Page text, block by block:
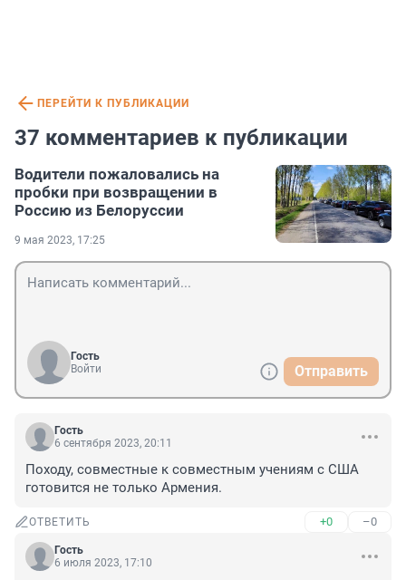
ПЕРЕЙТИ К ПУБЛИКАЦИИ
37 комментариев к публикации
Водители пожаловались на
пробки при возвращении в
Россию из Белоруссии
9 мая 2023, 17:25
Гость
Войти
Отправить
Гость
6 сентября 2023, 20:11
Походу, совместные к совместным учениям с США
готовится не только Армения.
ОТВЕТИТЬ +0 –0
Гость
6 июля 2023, 17:10